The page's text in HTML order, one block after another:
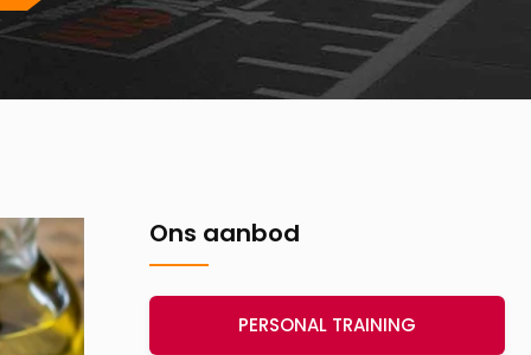
Ons aanbod
PERSONAL TRAINING